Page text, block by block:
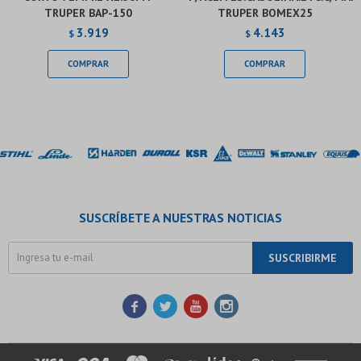
TRUPER BAP-150
$ 3.919
TRUPER BOMEX25
$ 4.143
SUSCRÍBETE A NUESTRAS NOTICIAS
SUSCRIBIRME
   